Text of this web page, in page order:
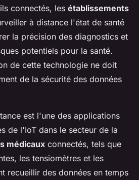
connectés, les établissements
à distance l'état de santé
la précision des diagnostics et
potentiels pour la santé.
de cette technologie ne doit
de la sécurité des données
est l'une des applications
de l'IoT dans le secteur de la
médicaux connectés, tels que
les tensiomètres et les
recueillir des données en temps